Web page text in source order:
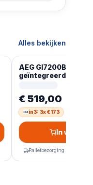
Alles bekijken
AEG GI7200B1SO
geïntegreerde AEG
€ 519,00
in3: 3x € 173
In
Palletbezorging op